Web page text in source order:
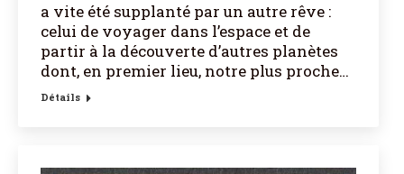
a vite été supplanté par un autre rêve :
celui de voyager dans l’espace et de
partir à la découverte d’autres planètes
dont, en premier lieu, notre plus proche…
Détails